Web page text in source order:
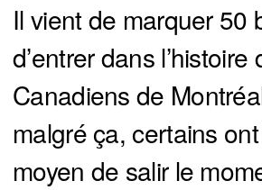
Il vient de marquer 50
d’entrer dans l’histoire
Canadiens de
malgré ça, certains
moyen de salir le